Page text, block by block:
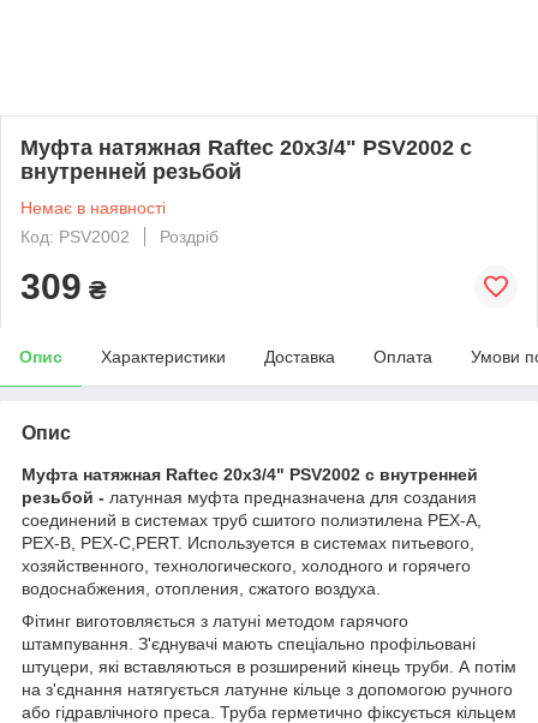
Муфта натяжная Raftec 20x3/4" PSV2002 с
внутренней резьбой
Немає в наявності
Код: PSV2002
Роздріб
309 ₴
Опис Характеристики Доставка Оплата Умови
Опис
Муфта натяжная Raftec 20x3/4" PSV2002 с внутренней
резьбой - латунная муфта предназначена для создания
соединений в системах труб сшитого полиэтилена PEX-A,
PEX-B, PEX-C,PERT. Используется в системах питьевого,
хозяйственного, технологического, холодного и горячего
водоснабжения, отопления, сжатого воздуха.
Фітинг виготовляється з латуні методом гарячого
штампування. З'єднувачі мають спеціально профільовані
штуцери, які вставляються в розширений кінець труби. А потім
на з'єднання натягується латунне кільце з допомогою ручного
або гідравлічного преса. Труба герметично фіксується кільцем